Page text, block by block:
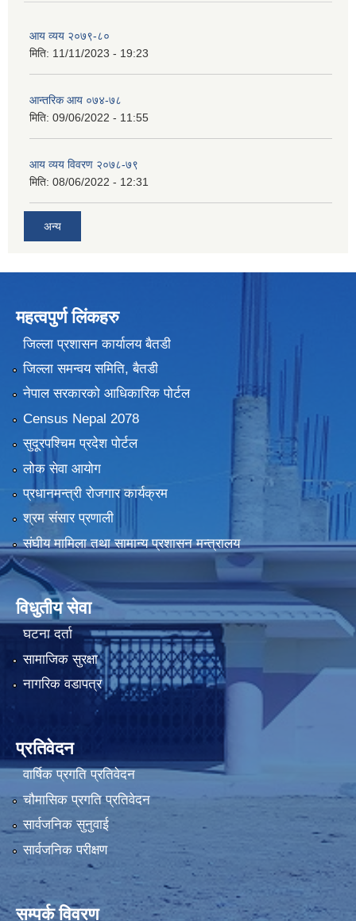
आय व्यय २०७९-८०
मिति: 11/11/2023 - 19:23
आन्तरिक आय ०७४-७८
मिति: 09/06/2022 - 11:55
आय व्यय विवरण २०७८-७९
मिति: 08/06/2022 - 12:31
अन्य
महत्वपुर्ण लिंकहरु
जिल्ला प्रशासन कार्यालय बैतडी
जिल्ला समन्वय समिति, बैतडी
नेपाल सरकारको आधिकारिक पोर्टल
Census Nepal 2078
सुदूरपश्चिम प्रदेश पोर्टल
लोक सेवा आयोग
प्रधानमन्त्री रोजगार कार्यक्रम
श्रम संसार प्रणाली
संघीय मामिला तथा सामान्य प्रशासन मन्त्रालय
विधुतीय सेवा
घटना दर्ता
सामाजिक सुरक्षा
नागरिक वडापत्र
प्रतिवेदन
वार्षिक प्रगति प्रतिवेदन
चौमासिक प्रगति प्रतिवेदन
सार्वजनिक सुनुवाई
सार्वजनिक परीक्षण
सम्पर्क विवरण